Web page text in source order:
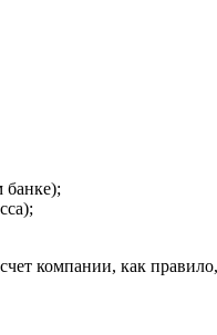
банке);
компании, как